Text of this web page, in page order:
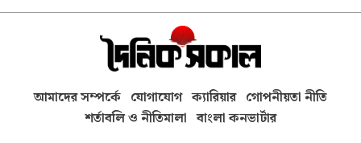
আমাদের সম্পর্কে যোগাযোগ ক্যারিয়ার গোপনীয়তা নীতি
শর্তাবলি ও নীতিমালা বাংলা কনভার্টার